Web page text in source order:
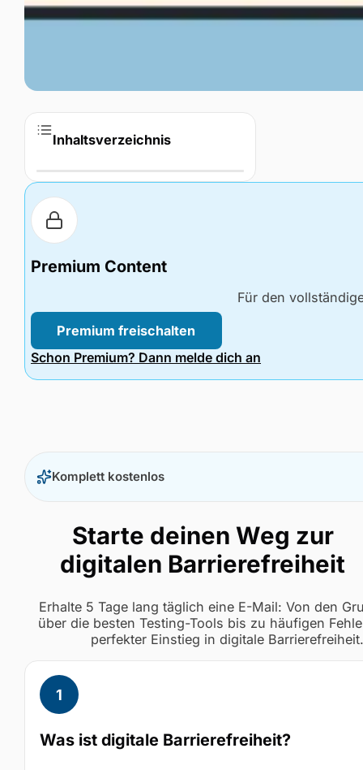
Inhaltsverzeichnis
Premium Content
Für den
Premium freischalten
Schon Premium? Dann melde dich an
Komplett kostenlos
Starte deinen Weg zur
digitalen Barrierefreiheit
Erhalte 5 Tage lang täglich eine E-Mail: Von den
über die besten Testing-Tools bis zu häufigen
perfekter Einstieg in digitale Barrierefreiheit.
Was ist digitale Barrierefreiheit?